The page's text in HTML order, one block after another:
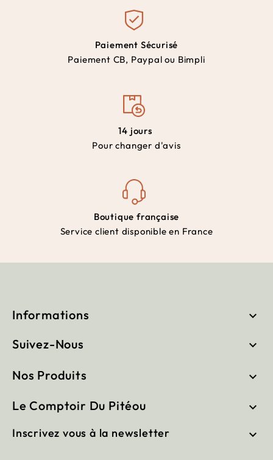
Paiement Sécurisé
Paiement CB, Paypal ou Bimpli
14 jours
Pour changer d'avis
Boutique française
Service client disponible en France
Informations 
Suivez-Nous 
Nos Produits 
Le Comptoir Du Pitéou 
Inscrivez vous à la newsletter 